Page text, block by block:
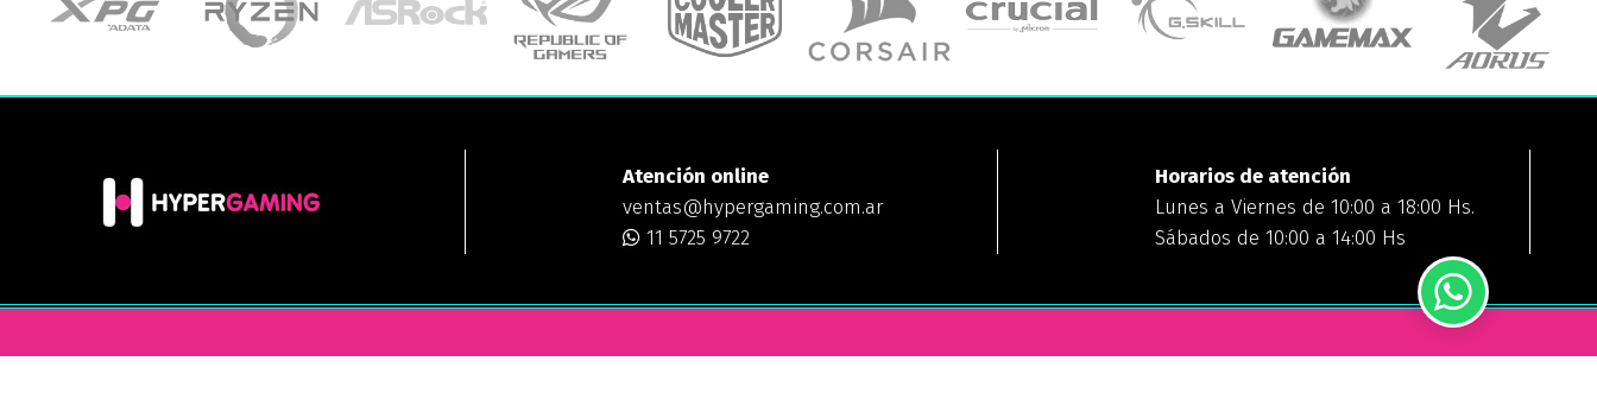
Atención online
ventas@hypergaming.com.ar
11 5725 9722
Horarios de atención
Lunes a Viernes de 10:00 a 18:00 Hs.
Sábados de 10:00 a 14:00 Hs